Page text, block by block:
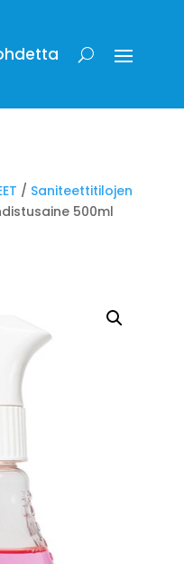
/ Saniteettitilojen
500ml